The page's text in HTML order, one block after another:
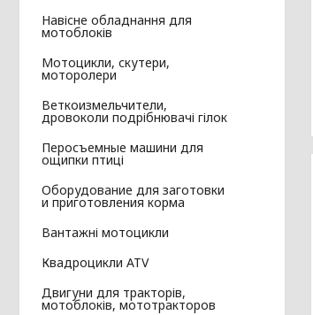
Навісне обладнання для
мотоблоків
Мотоцикли, скутери,
моторолери
Веткоизмельчители,
дровоколи подрібнювачі гілок
Перосъемные машини для
ощипки птиці
Оборудование для заготовки
и приготовления корма
Вантажні мотоцикли
Квадроцикли ATV
Двигуни для тракторів,
мотоблоків, мототракторов